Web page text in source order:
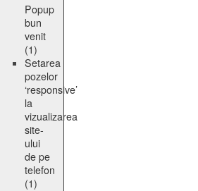
Popup
bun
venit
(1)
Setarea
pozelor
‘responsive’
la
vizualizarea
site-
ului
de pe
telefon
(1)